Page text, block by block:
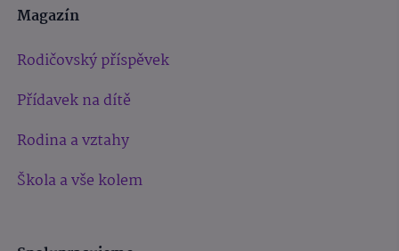
Magazín
Rodičovský příspěvek
Přídavek na dítě
Rodina a vztahy
Škola a vše kolem